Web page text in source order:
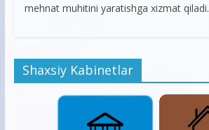
mehnat muhitini yaratishga xizmat qiladi.
Shaxsiy Kabinetlar